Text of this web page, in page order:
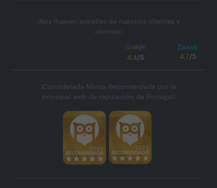
¡Nos llueven estrellas de nuestros clientes y
clientas!
4.4/5 4.7/5
¡Considerada Marca Recomendada por la
principal web de reputación de Portugal!